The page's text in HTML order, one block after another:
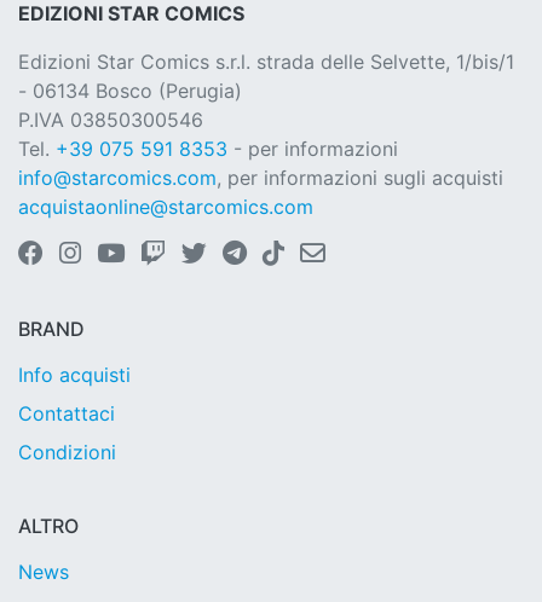
EDIZIONI STAR COMICS
Edizioni Star Comics s.r.l. strada delle Selvette, 1/bis/1
- 06134 Bosco (Perugia)
P.IVA 03850300546
Tel. +39 075 591 8353 - per informazioni
info@starcomics.com, per informazioni sugli acquisti
acquistaonline@starcomics.com
BRAND
Info acquisti
Contattaci
Condizioni
ALTRO
News